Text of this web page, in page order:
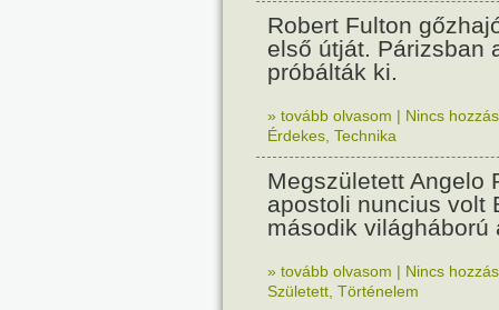
Robert Fulton
első útját. Párizsban
próbálták ki.
» tovább olvasom | Nincs
Érdekes Technika
Megszületett Angelo
apostoli nuncius volt
második világháború
» tovább olvasom | Nincs
Született Történelem